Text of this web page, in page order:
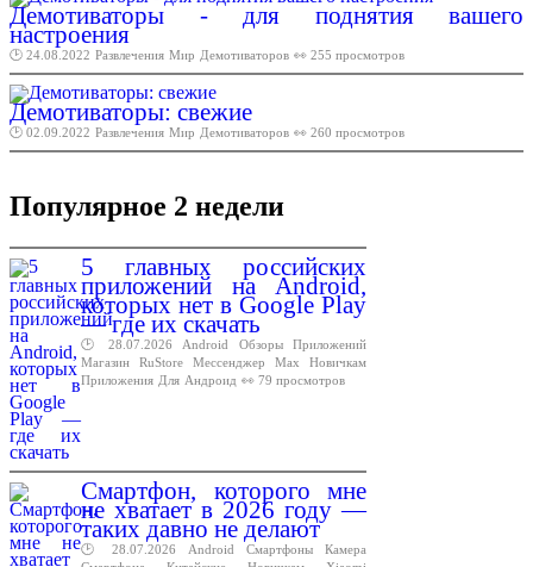
Демотиваторы - для поднятия вашего
настроения
🕑 24.08.2022 Развлечения Мир Демотиваторов 👀 255 просмотров
Демотиваторы: свежие
🕑 02.09.2022 Развлечения Мир Демотиваторов 👀 260 просмотров
Популярное 2 недели
5 главных российских
приложений на Android,
которых нет в Google Play
— где их скачать
🕑 28.07.2026 Android Обзоры
Приложений
Магазин
RuStore Мессенджер Max
Новичкам
Приложения Для Андроид 👀 79 просмотров
Смартфон, которого мне
не хватает в 2026 году —
таких давно не делают
🕑 28.07.2026 Android Смартфоны
Камера